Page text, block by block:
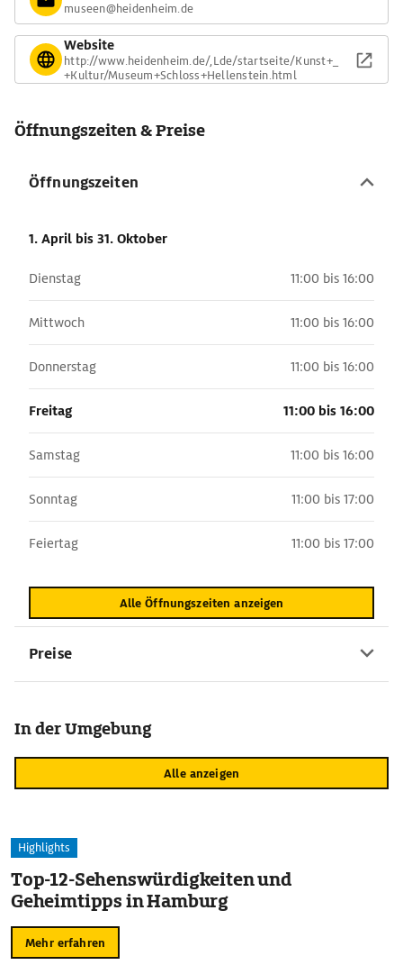
museen@heidenheim.de
Website
http://www.heidenheim.de/,Lde/startseite/Kunst+_
+Kultur/Museum+Schloss+Hellenstein.html
Öffnungszeiten & Preise
Öffnungszeiten
1. April bis 31. Oktober
Dienstag 11:00 bis 16:00
Mittwoch 11:00 bis 16:00
Donnerstag 11:00 bis 16:00
Freitag 11:00 bis 16:00
Samstag 11:00 bis 16:00
Sonntag 11:00 bis 17:00
Feiertag 11:00 bis 17:00
Alle Öffnungszeiten anzeigen
Preise
In der Umgebung
Alle anzeigen
Highlights
Top-12-Sehenswürdigkeiten und
Geheimtipps in Hamburg
Mehr erfahren